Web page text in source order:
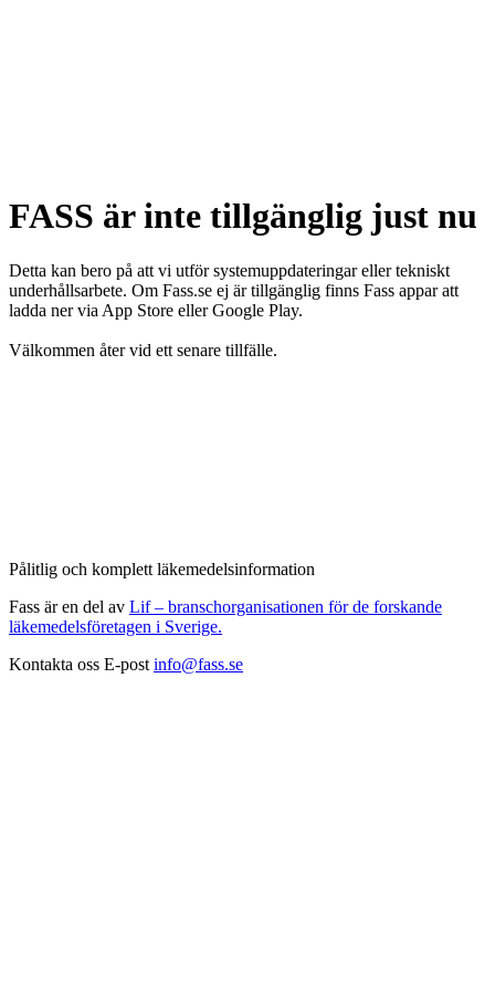
FASS är inte tillgänglig just nu
Detta kan bero på att vi utför systemuppdateringar eller tekniskt
underhållsarbete. Om Fass.se ej är tillgänglig finns Fass appar att
ladda ner via App Store eller Google Play.
Välkommen åter vid ett senare tillfälle.
Pålitlig och komplett läkemedelsinformation
Fass är en del av Lif – branschorganisationen för de forskande
läkemedelsföretagen i Sverige.
Kontakta oss E-post info@fass.se